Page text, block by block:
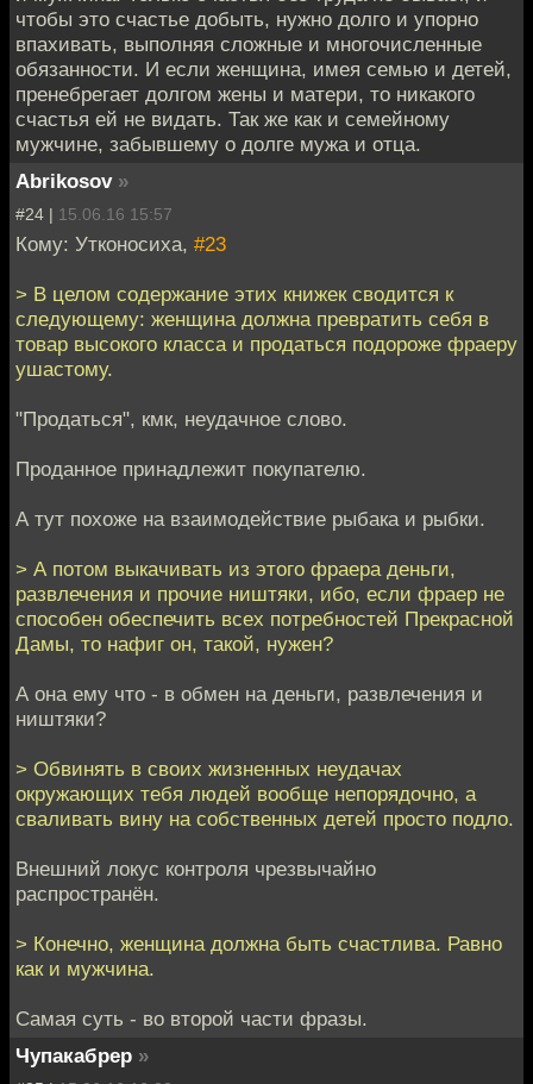
чтобы это счастье добыть, нужно долго и упорно
впахивать, выполняя сложные и многочисленные
обязанности. И если женщина, имея семью и детей,
пренебрегает долгом жены и матери, то никакого
счастья ей не видать. Так же как и семейному
мужчине, забывшему о долге мужа и отца.
Abrikosov »
#24 | 15.06.16 15:57
Кому: Утконосиха, #23
> В целом содержание этих книжек сводится к
следующему: женщина должна превратить себя в
товар высокого класса и продаться подороже фраеру
ушастому.
"Продаться", кмк, неудачное слово.
Проданное принадлежит покупателю.
А тут похоже на взаимодействие рыбака и рыбки.
> А потом выкачивать из этого фраера деньги,
развлечения и прочие ништяки, ибо, если фраер не
способен обеспечить всех потребностей Прекрасной
Дамы, то нафиг он, такой, нужен?
А она ему что - в обмен на деньги, развлечения и
ништяки?
> Обвинять в своих жизненных неудачах
окружающих тебя людей вообще непорядочно, а
сваливать вину на собственных детей просто подло.
Внешний локус контроля чрезвычайно
распространён.
> Конечно, женщина должна быть счастлива. Равно
как и мужчина.
Самая суть - во второй части фразы.
Чупакабрер »